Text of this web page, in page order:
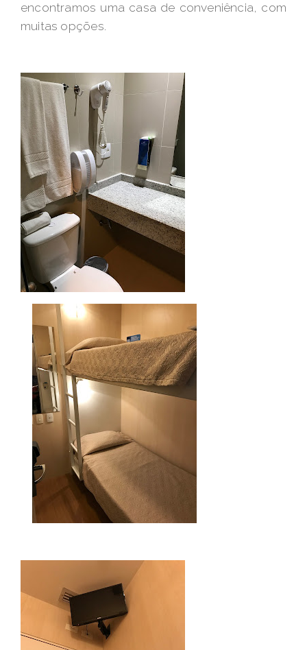
encontramos uma casa de conveniência, com
muitas opções.